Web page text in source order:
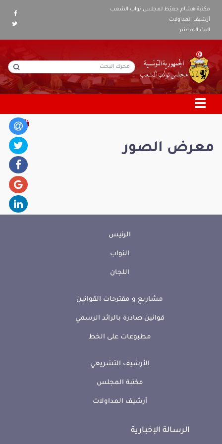
مكتبة هشام جعيّط لمجلس نواب الشعب
أرشيف المداولات
البث المباشر
معرض الصور
الرئيس
النواب
اللجان
مشاريع و مقترحات القوانين
قوانين صادرة بالرائد الرسمي
مطبوعات على الخط
الأرشيف التشريعي
مكتبة المجلس
أرشيف المداولات
الرسالة الإخبارية